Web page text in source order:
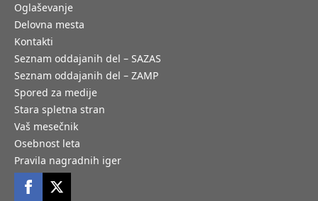
Oglaševanje
Delovna mesta
Kontakti
Seznam oddajanih del – SAZAS
Seznam oddajanih del – ZAMP
Spored za medije
Stara spletna stran
Vaš mesečnik
Osebnost leta
Pravila nagradnih iger